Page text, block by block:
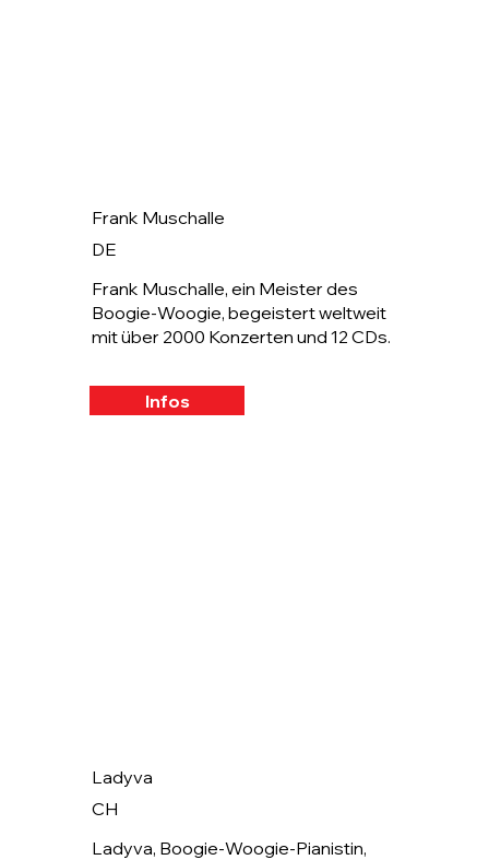
Frank Muschalle
DE
Frank Muschalle, ein Meister des
Boogie-Woogie, begeistert weltweit
mit über 2000 Konzerten und 12 CDs.
Infos
Ladyva
CH
Ladyva, Boogie-Woogie-Pianistin,